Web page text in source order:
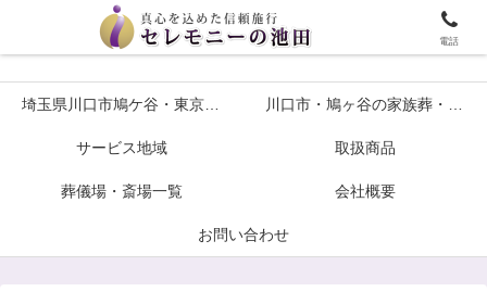
埼玉川口市鳩ケ谷・東京の葬儀や家族葬ならセレモニーの池田へ
埼玉県川口市鳩ケ谷・東京の葬儀や家族葬ならセレモニーの池田へ
サービス地域 取扱商品
葬儀場・斎場一覧 会社概要
お問い合わせ
電話